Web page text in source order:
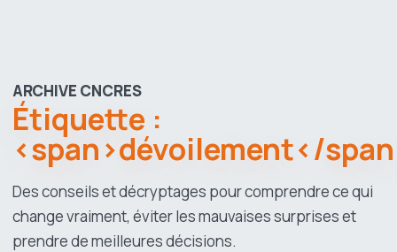
ARCHIVE CNCRES
Étiquette :
<span>dévoilement</
Des conseils et décryptages pour comprendre ce qui
change vraiment, éviter les mauvaises surprises et
prendre de meilleures décisions.